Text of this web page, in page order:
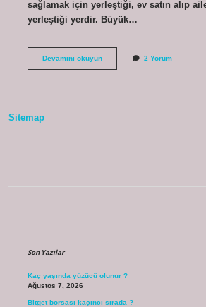
sağlamak için yerleştiği, ev satın alıp
yerleştiği yerdir. Büyük…
Devamını okuyunCelayi
2 Yorum
Sitemap
Son Yazılar
Kaç yaşında yüzücü olunur ?
Ağustos 7, 2026
Bitget borsası kaçıncı sırada ?